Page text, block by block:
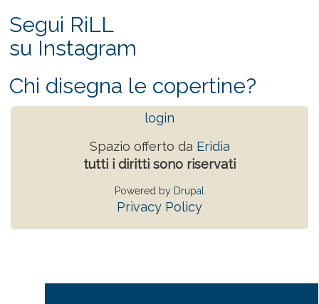
Segui RiLL
su Instagram
Chi disegna le copertine?
login
Spazio offerto da Eridia
tutti i diritti sono riservati
Powered by Drupal
Privacy Policy